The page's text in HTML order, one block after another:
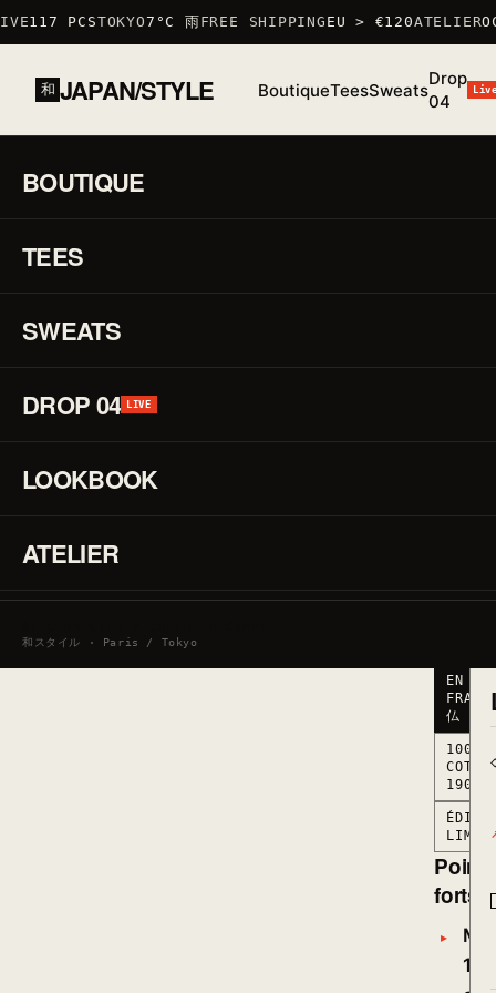
117 PCS TOKYO7°C 雨FREE SHIPPINGEU > €120ATELIER
和 JAPAN/STYLE BoutiqueTeesSweats
Drop
04
BOUTIQUE
TEES
SWEATS
DROP 04 LIVE
LOOKBOOK
ATELIER
和スタイル · Paris / Tokyo
01 / 03
T-
●
EN
仏
100%
COTON
190G/
forts